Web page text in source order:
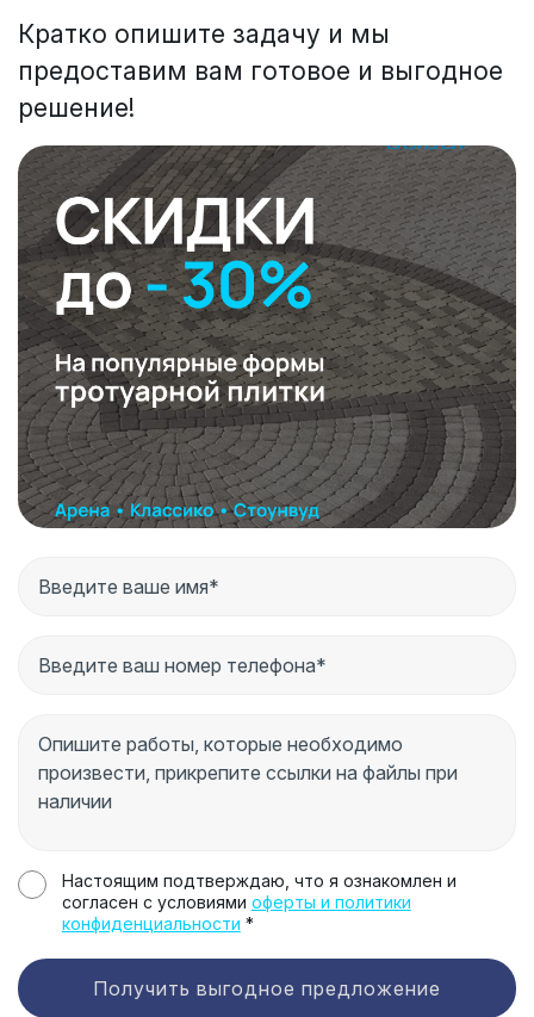
Кратко опишите задачу и мы
предоставим вам готовое и выгодное
решение!
Настоящим подтверждаю, что я ознакомлен и
согласен с условиями оферты и политики
конфиденциальности *
Получить выгодное предложение